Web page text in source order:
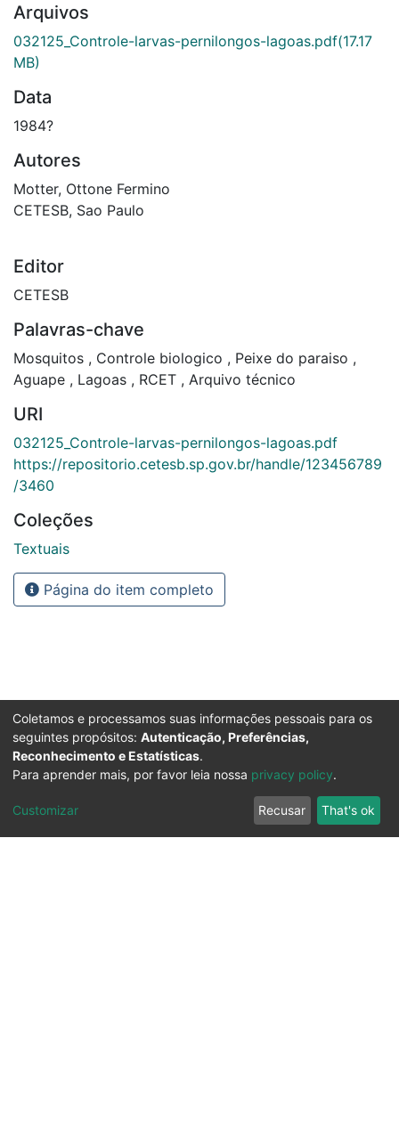
Arquivos
032125_Controle-larvas-pernilongos-lagoas.pdf(17.17
MB)
Data
1984?
Autores
Motter, Ottone Fermino
CETESB, Sao Paulo
Editor
CETESB
Palavras-chave
Mosquitos , Controle biologico , Peixe do paraiso ,
Aguape , Lagoas , RCET , Arquivo técnico
URI
032125_Controle-larvas-pernilongos-lagoas.pdf
https://repositorio.cetesb.sp.gov.br/handle/123456789
/3460
Coleções
Textuais
Página do item completo
Coletamos e processamos suas informações pessoais para os
seguintes propósitos: Autenticação, Preferências,
Reconhecimento e Estatísticas.
Para aprender mais, por favor leia nossa privacy policy.
Customizar Recusar That's ok